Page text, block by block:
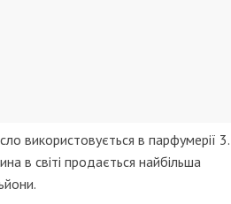
використовується в парфумерії 3.
в світі продається найбільша